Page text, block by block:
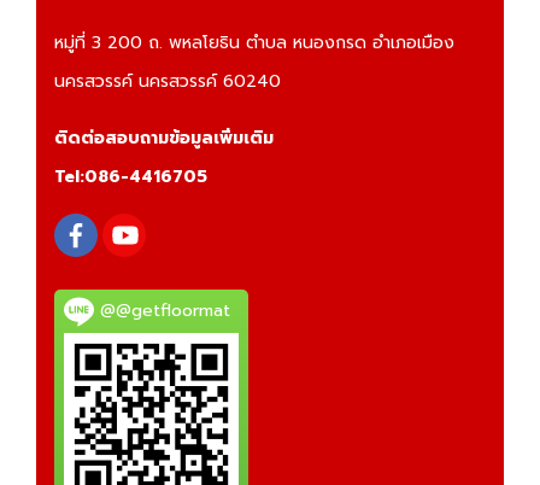
หมู่ที่ 3 200 ถ. พหลโยธิน ตำบล หนองกรด อำเภอเมือง
นครสวรรค์ นครสวรรค์ 60240
ติดต่อสอบถามข้อมูลเพิ่มเติม
Tel:086-4416705
@@getfloormat